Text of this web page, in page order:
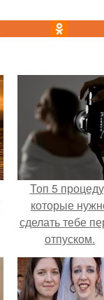
Топ 5
которые
сделать тебе
отпуском.